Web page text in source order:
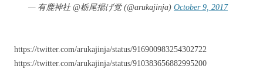
— 有鹿神社 @栃尾揚げ党 (@arukajinja) October 9, 2017
https://twitter.com/arukajinja/status/916900983254302722
https://twitter.com/arukajinja/status/910383656882995200